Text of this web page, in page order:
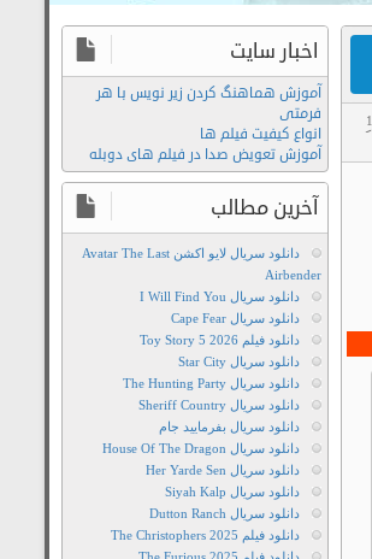
Film2Movie
دانلود
رایگان
سریال
Cruel
Istanbul
2019
دانلود
رایگان
سریال
Zalim
Istanbul
2019
دانلود
اخبار سایت
آموزش هماهنگ کردن زیر نویس با هر
فرمتی
انواع کیفیت فیلم ها
آموزش تعویض صدا در فیلم های دوبله
آخرین مطالب
دانلود سریال لایو اکشن Avatar The Last
Airbender
دانلود سریال I Will Find You
دانلود سریال Cape Fear
دانلود فیلم Toy Story 5 2026
دانلود سریال Star City
دانلود سریال The Hunting Party
دانلود سریال Sheriff Country
دانلود سریال بفرمایید جام
دانلود سریال House Of The Dragon
دانلود سریال Her Yarde Sen
دانلود سریال Siyah Kalp
دانلود سریال Dutton Ranch
دانلود فیلم The Christophers 2025